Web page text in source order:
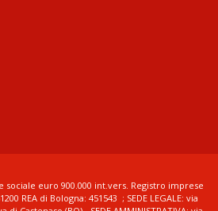
sociale euro 900.000 int.vers. Registro imprese
REA di Bologna: 451543 ; SEDE LEGALE: via